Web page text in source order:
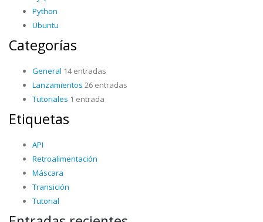
Python
Ubuntu
Categorías
General 14 entradas
Lanzamientos 26 entradas
Tutoriales 1 entrada
Etiquetas
API
Retroalimentación
Máscara
Transición
Tutorial